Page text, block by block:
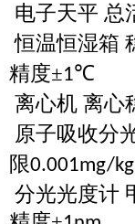
电子天平 总
恒温恒湿箱
精度±1℃
离心机 离心
原子吸收分
限0.001mg/kg
分光光度计